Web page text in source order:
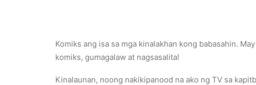
Komiks ang isa sa mga kinalakhan kong babasahin.
komiks, gumagalaw at nagsasalita!
Kinalaunan, noong nakikipanood na ako ng TV sa